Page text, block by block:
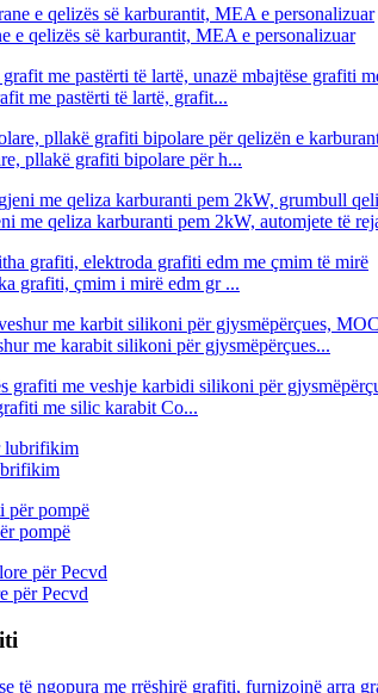
e qelizës së karburantit, MEA e personalizuar
me pastërti të lartë, grafit...
pllakë grafiti bipolare për h...
me qeliza karburanti pem 2kW, automjete të
grafiti, çmim i mirë edm gr ...
me karabit silikoni për gjysmëpërçues...
me silic karabit Co...
pompë
për Pecvd